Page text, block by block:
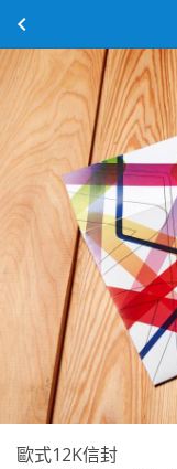
歐式12K信封